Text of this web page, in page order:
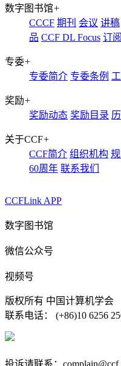
数字图书馆+
CCCF 期刊 会议 讲稿
品 CCF DL Focus 订
专委+
专委简介 专委条例
奖励+
奖励动态 奖励目录
关于CCF+
CCF简介 组织机构
60周年 联系我们
CCFLink APP
数字图书馆
微信公众号
视频号
版权所有 中国计算机学会
联系电话： (+86)10 6256